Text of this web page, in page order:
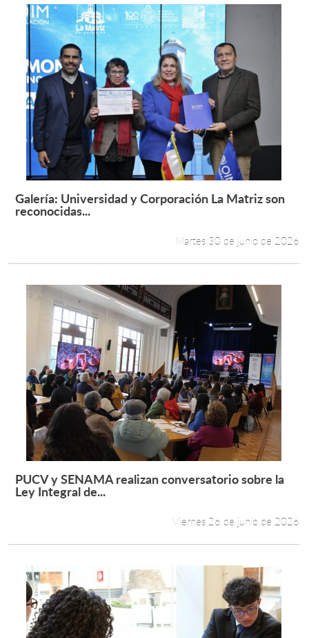
Leer más +
Galería: Universidad y Corporación La Matriz son
reconocidas...
Martes 30 de junio de 2026
Leer más +
PUCV y SENAMA realizan conversatorio sobre la
Ley Integral de...
Viernes 26 de junio de 2026